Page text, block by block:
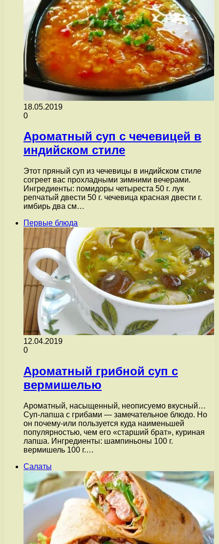
18.05.2019
0
Ароматный суп с чечевицей в
индийском стиле
Этот пряный суп из чечевицы в индийском стиле
согреет вас прохладными зимними вечерами.
Ингредиенты: помидоры четыреста 50 г. лук
репчатый двести 50 г. чечевица красная двести г.
имбирь два см…
Первые блюда
12.04.2019
0
Ароматный грибной суп с
вермишелью
Ароматный, насыщенный, неописуемо вкусный…
Суп-лапша с грибами — замечательное блюдо. Но
он почему-или пользуется куда наименьшей
популярностью, чем его «старший брат», куриная
лапша. Ингредиенты: шампиньоны 100 г.
вермишель 100 г.…
Салаты